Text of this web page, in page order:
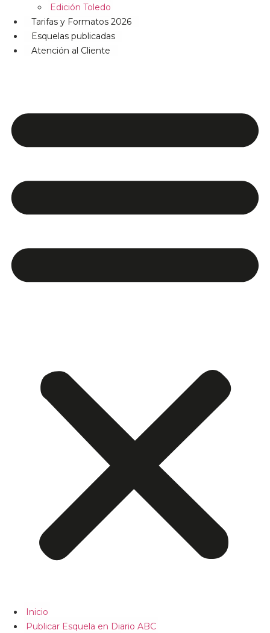
Edición Toledo
Tarifas y Formatos 2026
Esquelas publicadas
Atención al Cliente
Inicio
Publicar Esquela en Diario ABC